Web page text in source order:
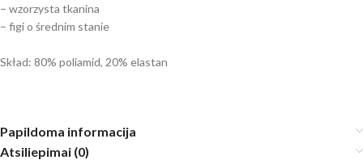
– wzorzysta tkanina
– figi o średnim stanie
Skład: 80% poliamid, 20% elastan
Papildoma informacija
Atsiliepimai (0)